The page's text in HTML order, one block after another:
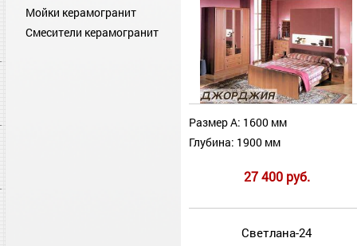
Мойки керамогранит
Смесители керамогранит
Размер А: 1600 мм
Глубина: 1900 мм
27 400 руб.
Светлана-24